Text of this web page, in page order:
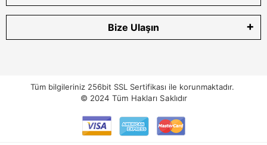
Bize Ulaşın
Tüm bilgileriniz 256bit SSL Sertifikası ile korunmaktadır.
© 2024 Tüm Hakları Saklıdır